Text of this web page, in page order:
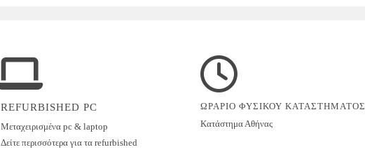
REFURBISHED PC
Μεταχειρισμένα pc & laptop
Δείτε περισσότερα για τα refurbished
ΩΡΑΡΙΟ ΦΥΣΙΚΟΥ ΚΑΤΑΣΤΗΜΑΤΟΣ
Κατάστημα Αθήνας